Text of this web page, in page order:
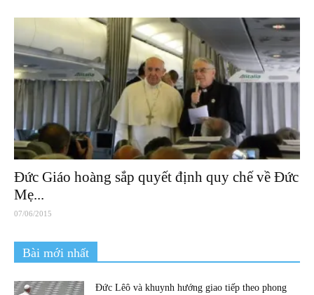
Đức Giáo hoàng sắp quyết định quy chế về Đức
Mẹ...
07/06/2015
Bài mới nhất
Đức Lêô và khuynh hướng giao tiếp theo phong